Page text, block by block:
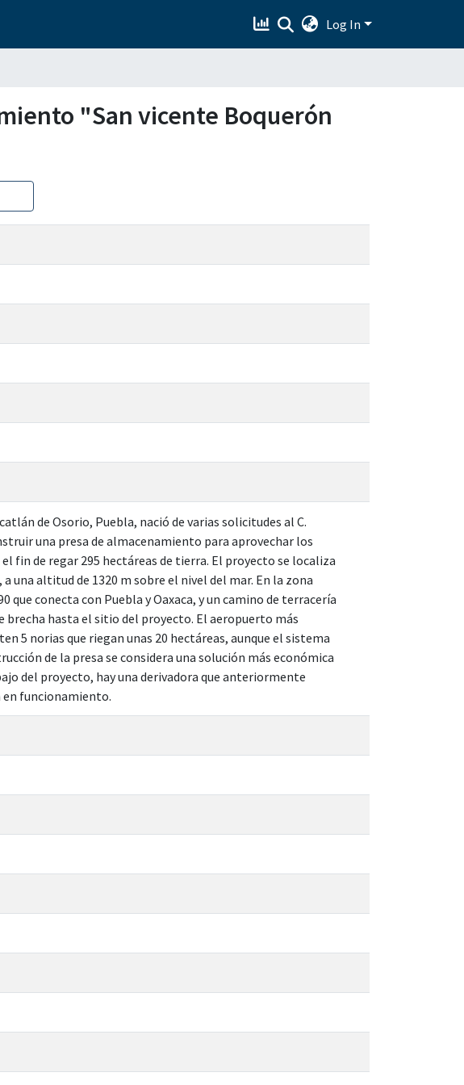
Log In
"San vicente Boquerón
de Osorio, Puebla, nació de varias solicitudes al C.
una presa de almacenamiento para aprovechar los
fin de regar 295 hectáreas de tierra. El proyecto se localiza
una altitud de 1320 m sobre el nivel del mar. En la zona
conecta con Puebla y Oaxaca, y un camino de terracería
brecha hasta el sitio del proyecto. El aeropuerto más
5 norias que riegan unas 20 hectáreas, aunque el sistema
de la presa se considera una solución más económica
del proyecto, hay una derivadora que anteriormente
funcionamiento.